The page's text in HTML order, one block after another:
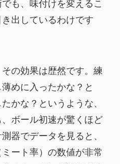
も、味付けを変えるこ
出しているわけです
の効果は歴然です。練
めに入ったかな？と
かな？というような、
ボール初速が驚くほど
器でデータを見ると、
ート率）の数値が非常